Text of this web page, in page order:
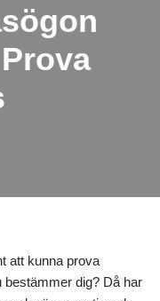
att kunna prova
bestämmer dig? Då har